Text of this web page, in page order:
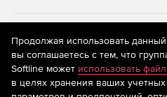
На информационном ресурсе
рекомендательные технологии
предоставления информации на
систематизации и анализа
предпочтениям пользователей
находящихся на территории
Продолжая использовать данный
вы соглашаетесь с тем, что
Softline может использовать
в целях хранения ваших